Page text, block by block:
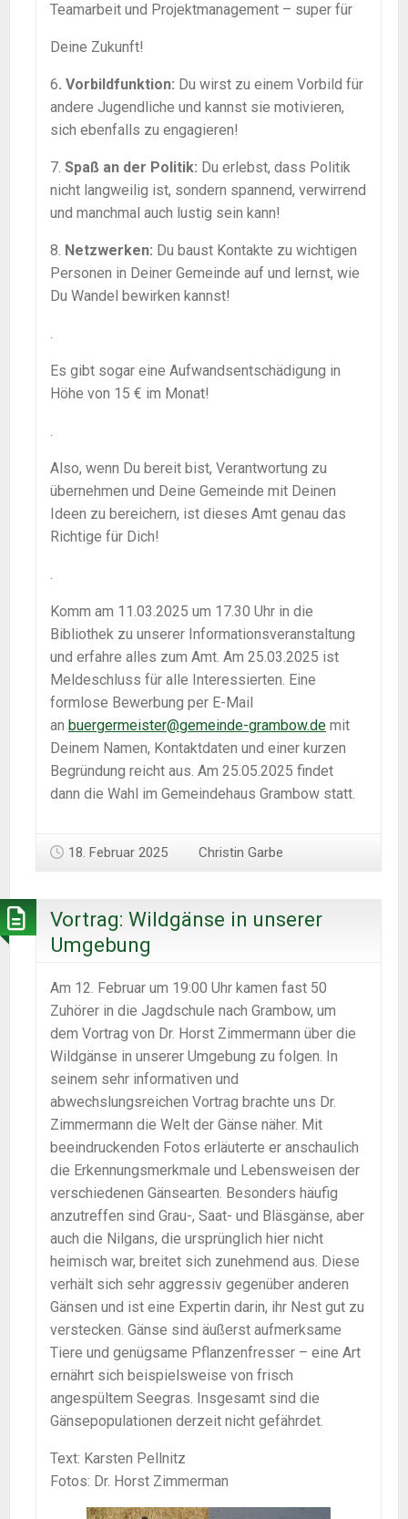
Teamarbeit und Projektmanagement – super für
Deine Zukunft!
6. Vorbildfunktion: Du wirst zu einem Vorbild für
andere Jugendliche und kannst sie motivieren,
sich ebenfalls zu engagieren!
7. Spaß an der Politik: Du erlebst, dass Politik
nicht langweilig ist, sondern spannend, verwirrend
und manchmal auch lustig sein kann!
8. Netzwerken: Du baust Kontakte zu wichtigen
Personen in Deiner Gemeinde auf und lernst, wie
Du Wandel bewirken kannst!
.
Es gibt sogar eine Aufwandsentschädigung in
Höhe von 15 € im Monat!
.
Also, wenn Du bereit bist, Verantwortung zu
übernehmen und Deine Gemeinde mit Deinen
Ideen zu bereichern, ist dieses Amt genau das
Richtige für Dich!
.
Komm am 11.03.2025 um 17.30 Uhr in die
Bibliothek zu unserer Informationsveranstaltung
und erfahre alles zum Amt. Am 25.03.2025 ist
Meldeschluss für alle Interessierten. Eine
formlose Bewerbung per E-Mail
an buergermeister@gemeinde-grambow.de mit
Deinem Namen, Kontaktdaten und einer kurzen
Begründung reicht aus. Am 25.05.2025 findet
dann die Wahl im Gemeindehaus Grambow statt.
18. Februar 2025 Christin Garbe
Vortrag: Wildgänse in unserer
Umgebung
Am 12. Februar um 19:00 Uhr kamen fast 50
Zuhörer in die Jagdschule nach Grambow, um
dem Vortrag von Dr. Horst Zimmermann über die
Wildgänse in unserer Umgebung zu folgen. In
seinem sehr informativen und
abwechslungsreichen Vortrag brachte uns Dr.
Zimmermann die Welt der Gänse näher. Mit
beeindruckenden Fotos erläuterte er anschaulich
die Erkennungsmerkmale und Lebensweisen der
verschiedenen Gänsearten. Besonders häufig
anzutreffen sind Grau-, Saat- und Bläsgänse, aber
auch die Nilgans, die ursprünglich hier nicht
heimisch war, breitet sich zunehmend aus. Diese
verhält sich sehr aggressiv gegenüber anderen
Gänsen und ist eine Expertin darin, ihr Nest gut zu
verstecken. Gänse sind äußerst aufmerksame
Tiere und genügsame Pflanzenfresser – eine Art
ernährt sich beispielsweise von frisch
angespültem Seegras. Insgesamt sind die
Gänsepopulationen derzeit nicht gefährdet.
Text: Karsten Pellnitz
Fotos: Dr. Horst Zimmerman